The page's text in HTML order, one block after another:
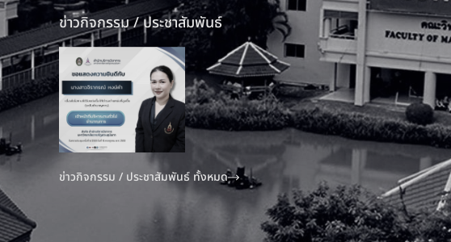
ข่าวกิจกรรม / ประชาสัมพันธ์
ข่าวกิจกรรม / ประชาสัมพันธ์ ทั้งหมด